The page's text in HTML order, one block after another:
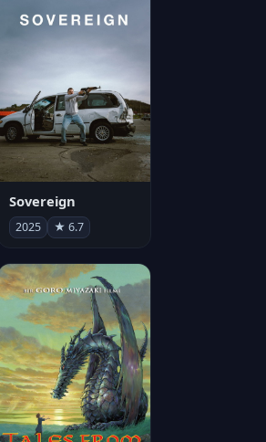
Sovereign
2025 ★ 6.7